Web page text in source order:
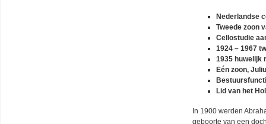
Nederlandse
Tweede zoon
Cellostudie
1924 – 1967
1935 huwelijk
Eén zoon,
Lid van het
In 1900 werden
geboorte van een